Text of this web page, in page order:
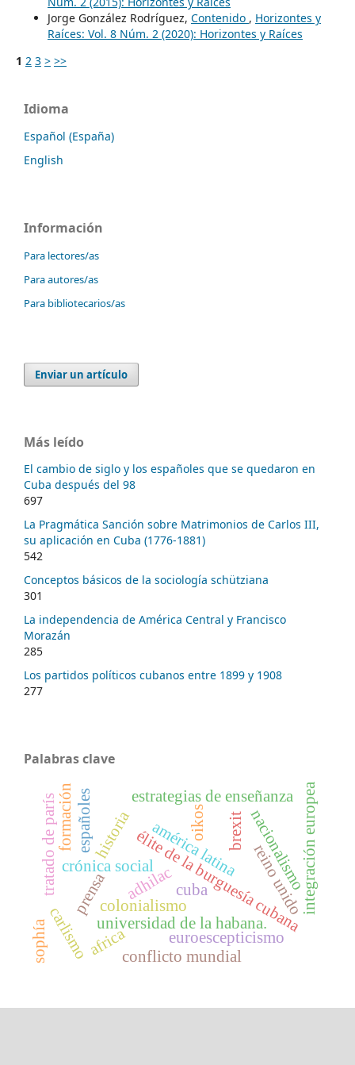
Jorge González Rodríguez, Contenido , Horizontes y
Raíces: Vol. 8 Núm. 2 (2020): Horizontes y Raíces
1 2 3 > >>
Idioma
Español (España)
English
Información
Para lectores/as
Para autores/as
Para bibliotecarios/as
Enviar un artículo
Más leído
El cambio de siglo y los españoles que se quedaron en
Cuba después del 98
697
La Pragmática Sanción sobre Matrimonios de Carlos III,
su aplicación en Cuba (1776-1881)
542
Conceptos básicos de la sociología schütziana
301
La independencia de América Central y Francisco
Morazán
285
Los partidos políticos cubanos entre 1899 y 1908
277
Palabras clave
crónica socialélite de la burguesía cubana
adhilac
historia
universidad de la habana.
américa latina
brexit
reino unidointegración europea
euroescepticismo
estrategias de enseñanza
cuba
españoles
prensa
tratado de parís
colonialismo
africaconflicto mundial
carlismo
nacionalismo
oikos
sophía
formación